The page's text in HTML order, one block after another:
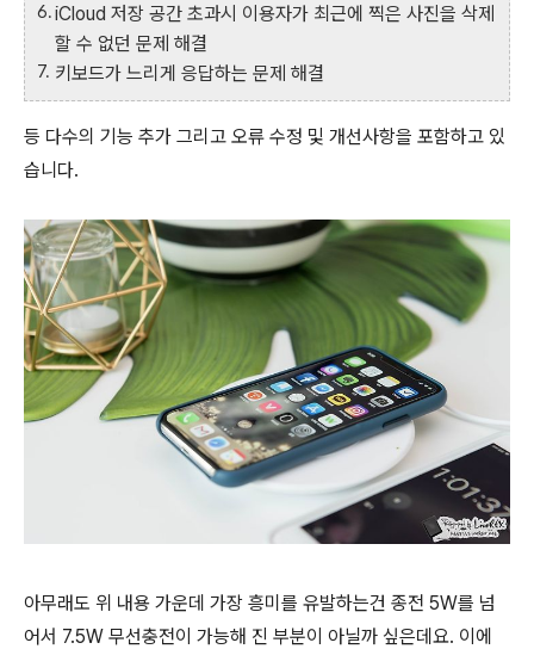
iCloud 저장 공간 초과시 이용자가 최근에 찍은 사진을 삭제
할 수 없던 문제 해결
키보드가 느리게 응답하는 문제 해결
등 다수의 기능 추가 그리고 오류 수정 및 개선사항을 포함하고 있
습니다.
아무래도 위 내용 가운데 가장 흥미를 유발하는건 종전 5W를 넘
어서 7.5W 무선충전이 가능해 진 부분이 아닐까 싶은데요. 이에